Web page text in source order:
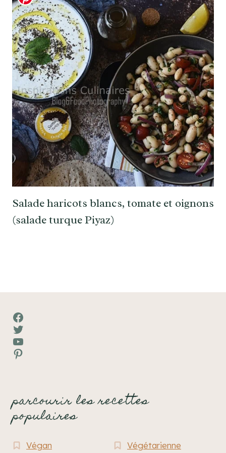
Salade haricots blancs, tomate et oignons
(salade turque Piyaz)
Facebook
Twitter
YouTube
Pinterest
parcourir les recettes
populaires
Végan Végétarienne